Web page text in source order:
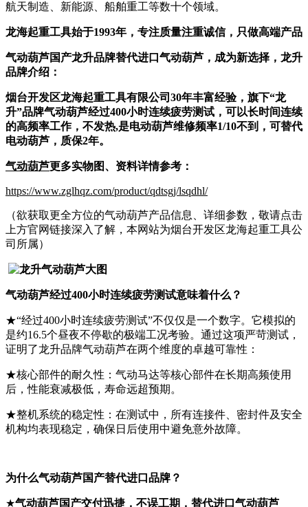
航天制造、新能源、船舶重工等数十个领域。
龙海起重工具始于1993年，专注质量注重诚信，只做高端产品
气动葫芦国产龙升品牌替代进口气动葫芦，成为新选择，龙升
品牌介绍：
烟台开发区龙海起重工具有限公司30年丰富经验，旗下“龙
升”品牌气动葫芦经过400小时连续疲劳测试，可以长时间连续
的高频率工作，不发热,是电动葫芦维修频率1/10不到，可替代
电动葫芦，质保2年。
气动葫芦更多实物图、资料详情参考：
https://www.zglhqz.com/product/qdtsgj/lsqdhl/
（欲获取更全方位的气动葫芦产品信息、详细参数，敬请点击
上方官网链接深入了解，本网站为烟台开发区龙海起重工具公
司所属）
气动葫芦经过400小时连续疲劳测试意味着什么？
★“经过400小时连续疲劳测试”不仅仅是一个数字。它模拟的
是约16.5个昼夜不停歇的极端工况考验。通过这项严苛测试，
证明了龙升品牌气动葫芦在两个维度的卓越可靠性：
★核心部件的耐久性：气动马达等核心部件在长期高频使用
后，性能衰减极低，寿命远超预期。
★整机系统的稳定性：在测试中，所有连接件、密封件及安全
机构均表现稳定，确保日后使用中避免意外故障。
为什么气动葫芦国产替代进口 品牌？
★气动葫芦国产交付迅捷，不误工期 ， 替代进口 气动葫芦